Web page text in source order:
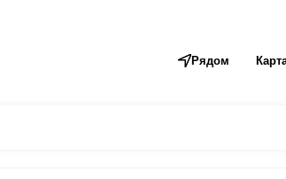
Рядом